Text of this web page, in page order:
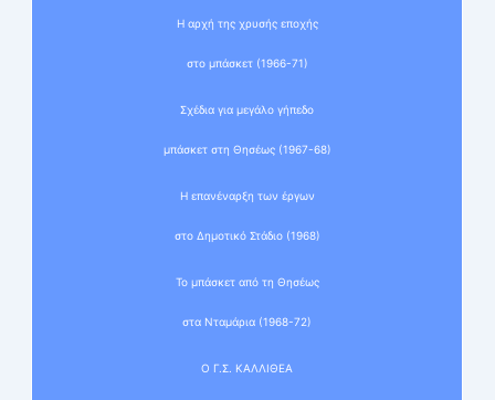
Η αρχή της χρυσής εποχής
στο μπάσκετ (1966-71)
Σχέδια για μεγάλο γήπεδο
μπάσκετ στη Θησέως (1967-68)
Η επανέναρξη των έργων
στο Δημοτικό Στάδιο (1968)
Το μπάσκετ από τη Θησέως
στα Νταμάρια (1968-72)
Ο Γ.Σ. ΚΑΛΛΙΘΕΑ